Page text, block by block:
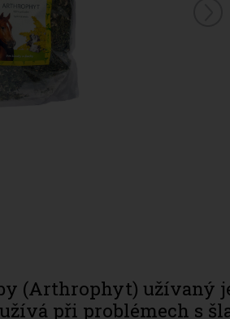
(Arthrophyt) užívaný
při problémech s